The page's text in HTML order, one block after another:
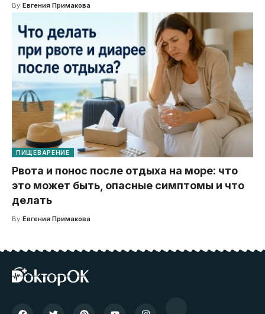
By Евгения Примакова
ПИЩЕВАРЕНИЕ
Рвота и понос после отдыха на море: что
это может быть, опасные симптомы и что
делать
By Евгения Примакова